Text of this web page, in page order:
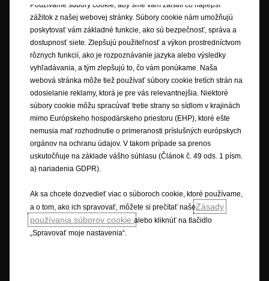
Popisy a ilustrácie prvkov a funkcií môžu zobrazovať alebo sa vzťahovať
na voliteľné príslušenstvo, ktoré sa nedodáva v rámci štandardnej výbavy.
Uvedené informácie boli presné v čase publikovania. Vyhradzujeme si
právo na zmeny v dizajne a vybavení. Uvedené farby sú iba približné a
nemusia presne zodpovedať skutočným farbám. Ilustrované doplnkové
vybavenie je k dispozícii za príplatok. Dostupnosť, technické parametre a
vybavenie našich vozidiel sa môžu líšiť alebo môžu byť v ponuke len v
niektorých krajinách alebo len za príplatok. Ak máte záujem o presné
informácie o vybavení našich vozidiel, obráťte sa na miestneho partnera
značky Opel.
* Uvedené údaje o spotrebe paliva a emisiách CO2sú v súlade s
homologizáciou podľa skúšobného postupu pre ľahké vozidlá (WLTP), na
základe ktorého sú od 1. septembra 2018 homologizované nové vozidlá.
predtým používal ako skúšobný postup. Vďaka realistickejším
skúšobným podmienkam sú hodnoty spotreby paliva a emisií CO2
merané podľa WLTP v mnohých prípadoch vyššie v porovnaní s
hodnotami nameranými podľa NEDC. Údaje o spotrebe paliva a emisiách
Používame súbory cookie, aby sme vám zaistili čo najlepší
zážitok z našej webovej stránky. Súbory cookie nám umožňujú
poskytovať vám základné funkcie, ako sú bezpečnosť, správa a
dostupnosť siete. Zlepšujú použiteľnosť a výkon prostredníctvom
rôznych funkcií, ako je rozpoznávanie jazyka alebo výsledky
vyhľadávania, a tým zlepšujú to, čo vám ponúkame. Naša
webová stránka môže tiež používať súbory cookie tretích strán na
odosielanie reklamy, ktorá je pre vás relevantnejšia. Niektoré
súbory cookie môžu spracúvať tretie strany so sídlom v krajinách
mimo Európskeho hospodárskeho priestoru (EHP), ktoré ešte
nemusia mať rozhodnutie o primeranosti príslušných európskych
orgánov na ochranu údajov. V takom prípade sa prenos
uskutočňuje na základe vášho súhlasu (Článok č. 49 ods. 1 písm.
a) nariadenia GDPR).
Ak sa chcete dozvedieť viac o súboroch cookie, ktoré používame,
a o tom, ako ich spravovať, môžete si prečítať našeZásady
používania súborov cookie alebo kliknúť na tlačidlo
„Spravovať moje nastavenia“.